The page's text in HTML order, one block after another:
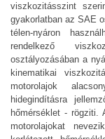
viszkozitásszint
gyakorlatban az SAE
télen-nyáron
rendelkező
osztályozásában a
kinematikai
motorolajok
hidegindításra
hőmérséklet - rögziti.
motorolajokat